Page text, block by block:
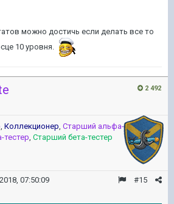
можно достичь если делать все то
10 уровня.
2 492
Коллекционер Старший альфа-
Старший бета-тестер
#15
07:50:09